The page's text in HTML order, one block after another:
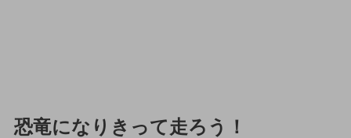
恐竜になりきって走ろう！